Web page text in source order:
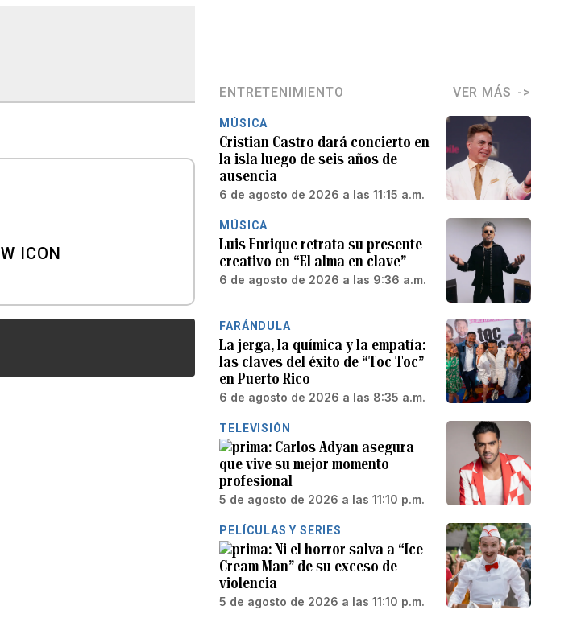
ENTRETENIMIENTO VER MÁS
MÚSICA
Cristian Castro dará concierto en
la isla luego de seis años de
ausencia
6 de agosto de 2026 a las 11:15 a.m.
MÚSICA
Luis Enrique retrata su presente
creativo en “El alma en clave”
6 de agosto de 2026 a las 9:36 a.m.
FARÁNDULA
La jerga, la química y la empatía:
las claves del éxito de “Toc Toc”
en Puerto Rico
6 de agosto de 2026 a las 8:35 a.m.
TELEVISIÓN
Carlos Adyan asegura
que vive su mejor momento
profesional
5 de agosto de 2026 a las 11:10 p.m.
PELÍCULAS Y SERIES
Ni el horror salva a “Ice
Cream Man” de su exceso de
violencia
5 de agosto de 2026 a las 11:10 p.m.